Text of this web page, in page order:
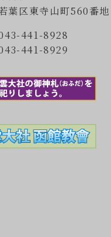
葉区東寺山町560番地
441-8928
441-8929